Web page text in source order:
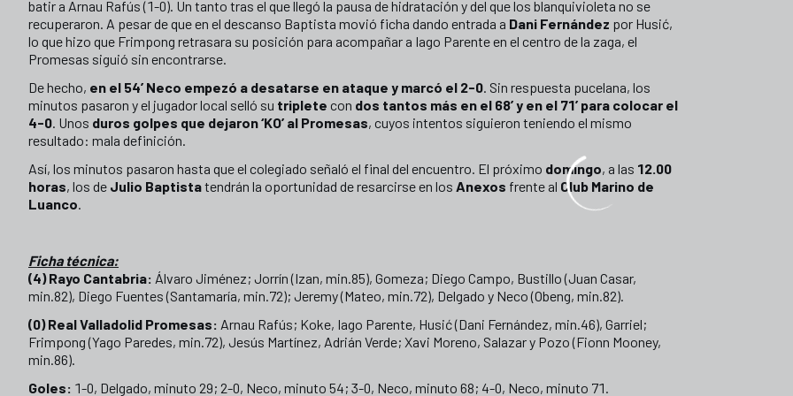
batir a Arnau Rafús (1-0). Un tanto tras el que llegó la pausa de hidratación y del que los blanquivioleta no se
recuperaron. A pesar de que en el descanso Baptista movió ficha dando entrada a Dani Fernández por Husić,
lo que hizo que Frimpong retrasara su posición para acompañar a Iago Parente en el centro de la zaga, el
Promesas siguió sin encontrarse.
De hecho, en el 54’ Neco empezó a desatarse en ataque y marcó el 2-0. Sin respuesta pucelana, los
minutos pasaron y el jugador local selló su triplete con dos tantos más en el 68’ y en el 71’ para colocar el
4-0. Unos duros golpes que dejaron ‘KO’ al Promesas, cuyos intentos siguieron teniendo el mismo
resultado: mala definición.
Así, los minutos pasaron hasta que el colegiado señaló el final del encuentro. El próximo domingo, a las 12.00
horas, los de Julio Baptistatendrán la oportunidad de resarcirse en los Anexos frente al Club Marino de
Luanco.
Ficha técnica:
(4) Rayo Cantabria: Álvaro Jiménez; Jorrín (Izan, min.85), Gomeza; Diego Campo, Bustillo (Juan Casar,
min.82), Diego Fuentes (Santamaría, min.72); Jeremy (Mateo, min.72), Delgado y Neco (Obeng, min.82).
(0) Real Valladolid Promesas: Arnau Rafús; Koke, Iago Parente, Husić (Dani Fernández, min.46), Garriel;
Frimpong (Yago Paredes, min.72), Jesús Martínez, Adrián Verde; Xavi Moreno, Salazar y Pozo (Fionn Mooney,
min.86).
Goles: 1-0, Delgado, minuto 29; 2-0, Neco, minuto 54; 3-0, Neco, minuto 68; 4-0, Neco, minuto 71.